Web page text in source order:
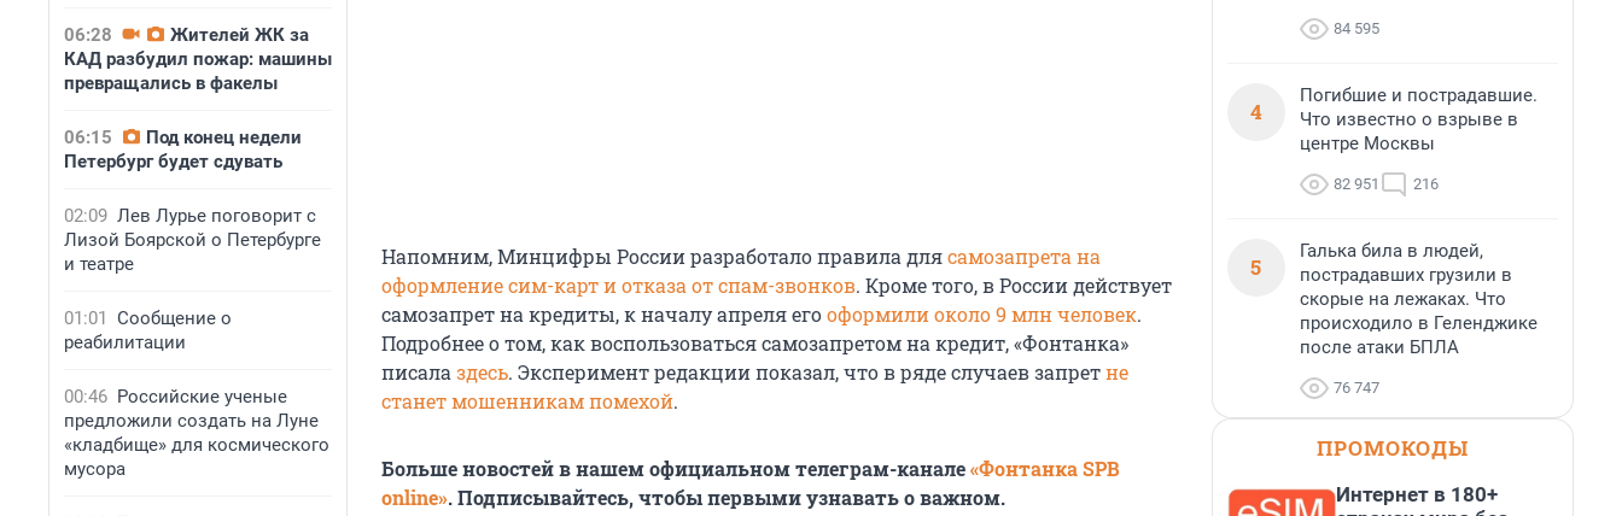
06:28
Жителей ЖК за
КАД разбудил пожар: машины
превращались в факелы
06:15
Под конец недели
Петербург будет сдувать
02:09 Лев Лурье поговорит с
Лизой Боярской о Петербурге
и театре
01:01 Сообщение о
реабилитации
00:46 Российские ученые
предложили создать на Луне
«кладбище» для космического
мусора
Напомним, Минцифры России разработало правила длясамозапрета на
оформление сим-карт и отказа от спам-звонков. Кроме того, в России действует
самозапрет на кредиты, к началу апреля егооформили около 9 млн человек.
Подробнее о том, как воспользоваться самозапретом на кредит, «Фонтанка»
писала здесь. Эксперимент редакции показал, что в ряде случаев запретне
станет мошенникам помехой.
Больше новостей в нашем официальном телеграм-канале«Фонтанка SPB
online». Подписывайтесь, чтобы первыми узнавать о важном.
84 595
4
Погибшие и пострадавшие.
Что известно о взрыве в
центре Москвы
82 951 216
5
Галька била в людей,
пострадавших грузили в
скорые на лежаках. Что
происходило в Геленджике
после атаки БПЛА
76 747
ПРОМОКОДЫ
Интернет в 180+